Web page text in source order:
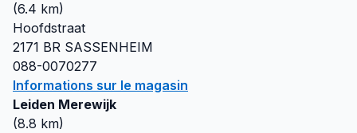
(6.4 km)
Hoofdstraat
2171 BR SASSENHEIM
088-0070277
Informations sur le magasin
Leiden Merewijk
(8.8 km)